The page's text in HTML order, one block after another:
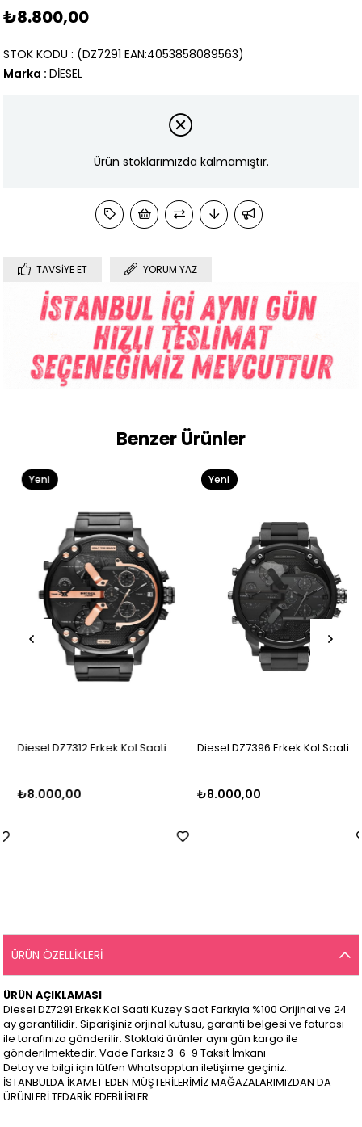
₺8.800,00
(DZ7291 EAN:4053858089563)
STOK KODU
Marka : DİESEL
Ürün stoklarımızda kalmamıştır.
TAVSIYE ET YORUM YAZ
Benzer Ürünler
Diesel DZ7312 Erkek Kol Saati
₺8.000,00
Yeni
Diesel DZ7396 Erkek Kol Saati
₺8.000,00
Yeni
ÜRÜN ÖZELLIKLERI
ÜRÜN AÇIKLAMASI
Diesel DZ7291 Erkek Kol Saati Kuzey Saat Farkıyla %100 Orijinal ve 24
ay garantilidir. Siparişiniz orjinal kutusu, garanti belgesi ve faturası
ile tarafınıza gönderilir. Stoktaki ürünler aynı gün kargo ile
gönderilmektedir. Vade Farksız 3-6-9 Taksit İmkanı
Detay ve bilgi için lütfen Whatsapptan iletişime geçiniz..
İSTANBULDA İKAMET EDEN MÜŞTERİLERİMİZ MAĞAZALARIMIZDAN DA
ÜRÜNLERİ TEDARİK EDEBİLİRLER..